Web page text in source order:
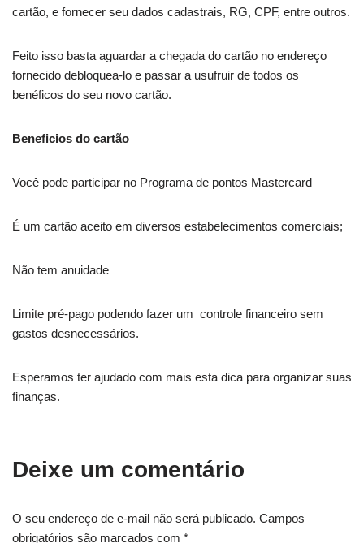
cartão, e fornecer seu dados cadastrais, RG, CPF, entre outros.
Feito isso basta aguardar a chegada do cartão no endereço
fornecido debloquea-lo e passar a usufruir de todos os
benéficos do seu novo cartão.
Beneficios do cartão
Você pode participar no Programa de pontos Mastercard
É um cartão aceito em diversos estabelecimentos comerciais;
Não tem anuidade
Limite pré-pago podendo fazer um controle financeiro sem
gastos desnecessários.
Esperamos ter ajudado com mais esta dica para organizar suas
finanças.
Deixe um comentário
O seu endereço de e-mail não será publicado. Campos
obrigatórios são marcados com *